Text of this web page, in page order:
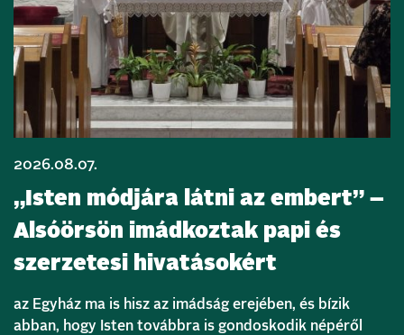
2026.08.07.
„Isten módjára látni az embert” –
Alsóörsön imádkoztak papi és
szerzetesi hivatásokért
az Egyház ma is hisz az imádság erejében, és bízik
abban, hogy Isten továbbra is gondoskodik népéről